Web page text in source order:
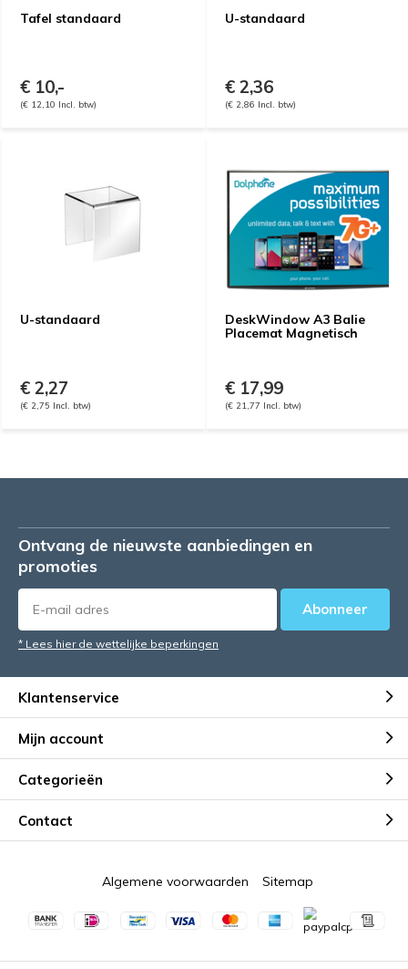
Tafel standaard
€ 10,-
(€ 12,10 Incl. btw)
U-standaard
€ 2,36
(€ 2,86 Incl. btw)
U-standaard
€ 2,27
(€ 2,75 Incl. btw)
DeskWindow A3 Balie
Placemat Magnetisch
€ 17,99
(€ 21,77 Incl. btw)
Ontvang de nieuwste aanbiedingen en
promoties
Abonneer
* Lees hier de wettelijke beperkingen
Klantenservice
Mijn account
Categorieën
Contact
Algemene voorwaarden Sitemap